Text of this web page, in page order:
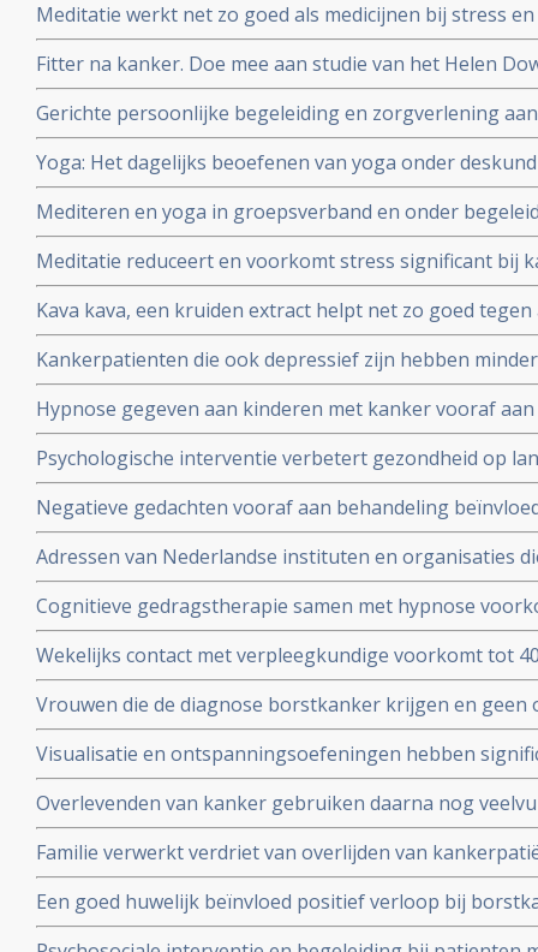
Meditatie werkt net zo goed als medicijnen bij stress
analyse van 47 studies
Fitter na kanker. Doe mee aan studie van het Helen
effecten van vermoeidheid na te zijn behandeld voor
Gerichte persoonlijke begeleiding en zorgverlening
vermindert sterfte met 60% op 5-jaars basis in
depressieve ouderen. Vooral geldt dit voor ouderen
Yoga: Het dagelijks beoefenen van yoga onder
significant psychische klachten en herstelt abnormale
immuunfunctie bij patiënten met uitgezaaide
Mediteren en yoga in groepsverband en onder
kwaliteit van leven en psychologische klachten bij
overleven..Vooral (ex) borstkankerpatienten hebben
Meditatie reduceert en voorkomt stress significant bij
positieve invloed op kwaliteit van leven en verwerking
Kava kava, een kruiden extract helpt net zo goed
((GAB) dan medicijnen als Opipramol en Buspirone
dubbelblinde gerandomiseerde studie.
Kankerpatienten die ook depressief zijn hebben
en depressie is van invloed op levensduur blijkt uit
juli 2010
Hypnose gegeven aan kinderen met kanker vooraf
geeft significante vermindering van stress. Ook bij de
gerandomiseerde studie.
Psychologische interventie verbetert gezondheid op
borstkanker blijkt uit gerandomiseerde studie. Artikel
Negatieve gedachten vooraf aan behandeling
van leven na de behandeling van patienten met
Nederlandse vergelijkende studie.
Adressen van Nederlandse instituten en organisaties
vindt u onder nuttige adressen.
Cognitieve gedragstherapie samen met hypnose
significant vermoeidheid na bestraling bij borstkanker
zorg, aldus 2 gerandomiseerde studies.
Wekelijks contact met verpleegkundige voorkomt tot
succesvol behandelde kankerpatiënten aldus Schotse
kankerpatienten.
Vrouwen die de diagnose borstkanker krijgen en
familie en/of vrienden hebben 50% meer kans te
vrouwen met borstkanker die wel ondersteuning
Visualisatie en ontspanningsoefeningen hebben
immuunwaarden (o.a. T-killercells) in het bloed van
II en III.
Overlevenden van kanker gebruiken daarna nog
en behandelingen om een recidief te voorkomen
onderzoek onder 4134 overlevenden van kanker aan.
Familie verwerkt verdriet van overlijden van
als de kankerpatiënt sterft door natuurlijk
Een goed huwelijk beïnvloed positief verloop bij
een negatieve invloed op verloop van borstkanker.